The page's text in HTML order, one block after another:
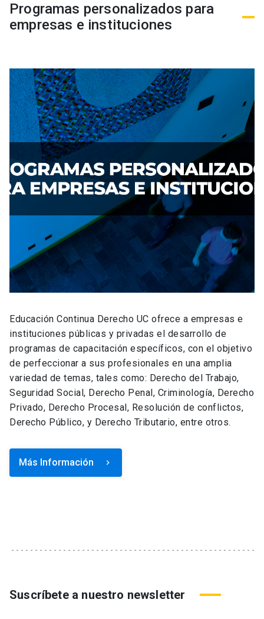
Programas personalizados para
empresas e instituciones
Educación Continua Derecho UC ofrece a empresas e
instituciones públicas y privadas el desarrollo de
programas de capacitación específicos, con el objetivo
de perfeccionar a sus profesionales en una amplia
variedad de temas, tales como: Derecho del Trabajo,
Seguridad Social, Derecho Penal, Criminología, Derecho
Privado, Derecho Procesal, Resolución de conflictos,
Derecho Público, y Derecho Tributario, entre otros.
Más Información keyboard_arrow_right
Suscríbete a nuestro newsletter